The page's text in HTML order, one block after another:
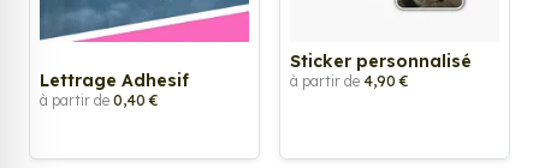
Lettrage Adhesif
à partir de 0,40 €
Sticker personnalisé
à partir de 4,90 €